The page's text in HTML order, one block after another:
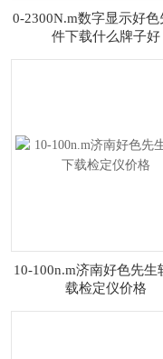
0-2300N.m数字显示好色
件下载什么牌子好
10-100n.m济南好色先生
载检定仪价格